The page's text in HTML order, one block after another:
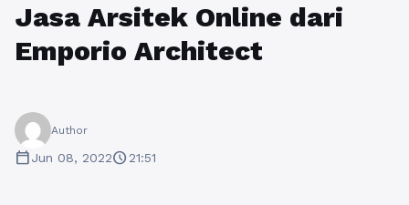
Jasa Arsitek Online dari
Emporio Architect
Author
calendar_todayJun 08, 2022schedule21:51